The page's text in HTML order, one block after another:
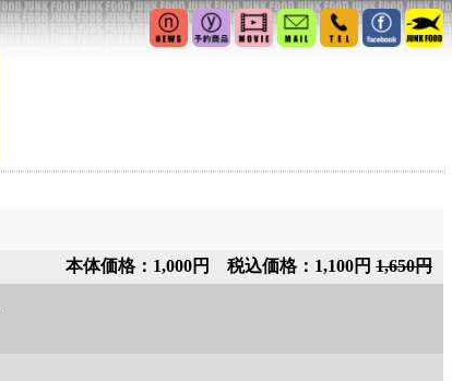
本体価格：1,000円 税込価格：1,100円 1,650円